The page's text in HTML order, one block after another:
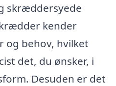
skræddersyede
kender
og behov, hvilket
det, du ønsker, i
Desuden er det